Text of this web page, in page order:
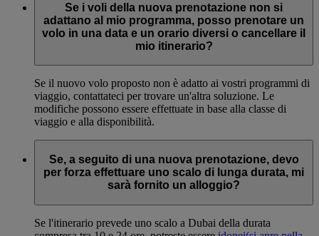
Se i voli della nuova prenotazione non si
adattano al mio programma, posso prenotare un
volo in una data e un orario diversi o cancellare il
mio itinerario?
Se il nuovo volo proposto non è adatto ai vostri programmi di
viaggio, contattateci per trovare un'altra soluzione. Le
modifiche possono essere effettuate in base alla classe di
viaggio e alla disponibilità.
Se, a seguito di una nuova prenotazione, devo
per forza effettuare uno scalo di lunga durata, mi
sarà fornito un alloggio?
Se l'itinerario prevede uno scalo a Dubai della durata